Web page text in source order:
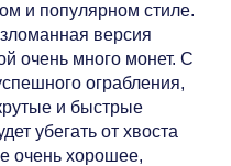
и популярном стиле.
версия
очень много монет. C
ограбления,
и быстрые
убегать от хвоста
очень хорошее,